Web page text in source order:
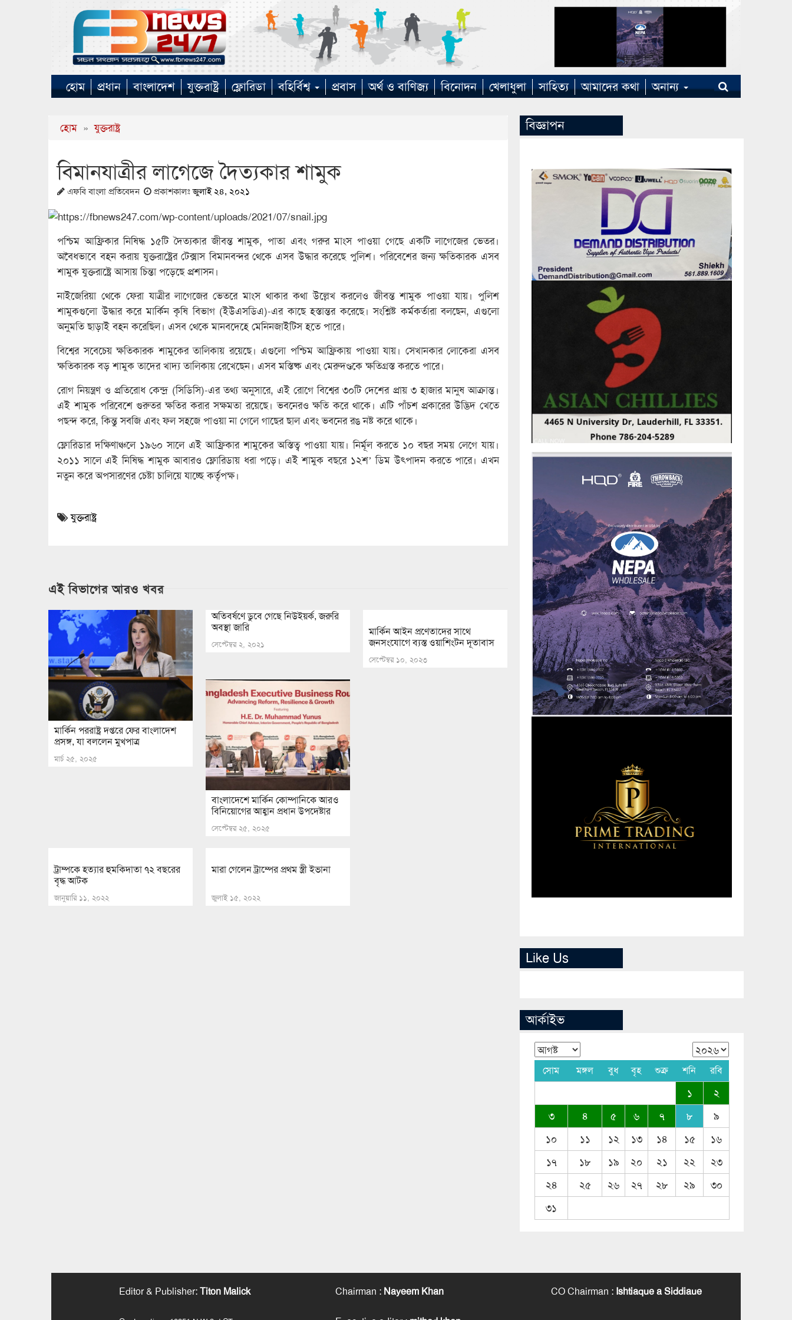
হোম প্রধান বাংলাদেশ যুক্তরাষ্ট্র ফ্লোরিডা বহির্বিশ্ব প্রবাস অর্থ ও বাণিজ্য বিনোদন খেলাধুলা সাহিত্য আমাদের কথা অনান্য
হোম » যুক্তরাষ্ট্র
বিমানযাত্রীর লাগেজে দৈত্যকার শামুক
এফবি বাংলা প্রতিবেদন প্রকাশকালঃজুলাই ২৪, ২০২১
পশ্চিম আফ্রিকার নিষিদ্ধ ১৫টি দৈত্যকার জীবন্ত শামুক, পাতা এবং গরুর মাংস পাওয়া গেছে একটি লাগেজের ভেতর।
অবৈধভাবে বহন করায় যুক্তরাষ্ট্রের টেক্সাস বিমানবন্দর থেকে এসব উদ্ধার করেছে পুলিশ। পরিবেশের জন্য ক্ষতিকারক এসব
শামুক যুক্তরাষ্ট্রে আসায় চিন্তা পড়েছে প্রশাসন।
নাইজেরিয়া থেকে ফেরা যাত্রীর লাগেজের ভেতরে মাংস থাকার কথা উল্লেখ করলেও জীবন্ত শামুক পাওয়া যায়। পুলিশ
শামুকগুলো উদ্ধার করে মার্কিন কৃষি বিভাগ (ইউএসডিএ)-এর কাছে হস্তান্তর করেছে। সংশ্লিষ্ট কর্মকর্তারা বলছেন, এগুলো
অনুমতি ছাড়াই বহন করেছিল। এসব থেকে মানবদেহে মেনিনজাইটিস হতে পারে।
বিশ্বের সবেচেয় ক্ষতিকারক শামুকের তালিকায় রয়েছে। এগুলো পশ্চিম আফ্রিকায় পাওয়া যায়। সেখানকার লোকেরা এসব
ক্ষতিকারক বড় শামুক তাদের খাদ্য তালিকায় রেখেছেন। এসব মস্তিষ্ক এবং মেরুদণ্ডকে ক্ষতিগ্রস্ত করতে পারে।
রোগ নিয়ন্ত্রণ ও প্রতিরোধ কেন্দ্র (সিডিসি)-এর তথ্য অনুসারে, এই রোগে বিশ্বের ৩০টি দেশের প্রায় ৩ হাজার মানুষ আক্রান্ত।
এই শামুক পরিবেশে গুরুতর ক্ষতির করার সক্ষমতা রয়েছে। ভবনেরও ক্ষতি করে থাকে। এটি পাঁচশ প্রকারের উদ্ভিদ খেতে
পছন্দ করে, কিন্তু সবজি এবং ফল সহজে পাওয়া না গেলে গাছের ছাল এবং ভবনের রঙ নষ্ট করে থাকে।
ফ্লোরিডার দক্ষিণাঞ্চলে ১৯৬০ সালে এই আফ্রিকার শামুকের অস্তিত্ব পাওয়া যায়। নির্মূল করতে ১০ বছর সময় লেগে যায়।
২০১১ সালে এই নিষিদ্ধ শামুক আবারও ফ্লোরিডায় ধরা পড়ে। এই শামুক বছরে ১২শ’ ডিম উৎপাদন করতে পারে। এখন
নতুন করে অপসারণের চেষ্টা চালিয়ে যাচ্ছে কর্তৃপক্ষ।
যুক্তরাষ্ট্র
এই বিভাগের আরও খবর
মার্কিন পররাষ্ট্র দপ্তরে ফের বাংলাদেশ
প্রসঙ্গ, যা বললেন মুখপাত্র
মার্চ ২৫, ২০২৫
অতিবর্ষণে ডুবে গেছে নিউইয়র্ক, জরুরি
অবস্থা জারি
সেপ্টেম্বর ২, ২০২১
মার্কিন আইন প্রণেতাদের সাথে
জনসংযোগে ব্যস্ত ওয়াশিংটন দূতাবাস
সেপ্টেম্বর ১০, ২০২৩
বাংলাদেশে মার্কিন কোম্পানিকে আরও
বিনিয়োগের আহ্বান প্রধান উপদেষ্টার
সেপ্টেম্বর ২৫, ২০২৫
ট্রাম্পকে হত্যার হুমকিদাতা ৭২ বছরের
বৃদ্ধ আটক
জানুয়ারি ১১, ২০২২
মারা গেলেন ট্রাম্পের প্রথম স্ত্রী ইভানা
জুলাই ১৫, ২০২২
বিজ্ঞাপন
Like Us
আর্কাইভ
সোম মঙ্গল বুধ বৃহ শুক্র শনি রবি
১
২
৩
৪ ৫ ৬ ৭ ৮
৯
১০
১১ ১২ ১৩ ১৪ ১৫
১৬
১৭
১৮ ১৯ ২০ ২১ ২২
২৩
২৪
২৫ ২৬ ২৭ ২৮ ২৯
৩০
৩১
Editor & Publisher:Titon Malick Chairman : Nayeem Khan CO Chairman : Ishtiaque a Siddiaue